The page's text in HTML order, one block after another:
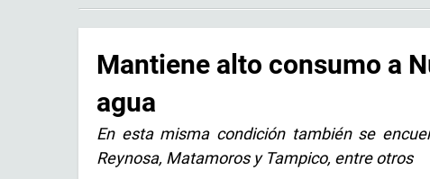
Mantiene alto consumo a
agua
En esta misma condición también se
Reynosa, Matamoros y Tampico, entre otros